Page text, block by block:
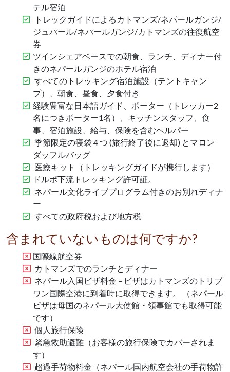
テル宿泊
トレックガイドによるカトマンズ/ネパールガンジ/
ジュパール/ネパールガンジ/カトマンズの往復航空
券
ツインシェアベースでの朝食、ランチ、ディナー付
きのネパールガンジのホテル宿泊
すべてのトレッキング宿泊施設（テントキャン
プ）、朝食、昼食、夕食付き
経験豊富な日本語ガイド、ポーター（トレッカー2
名につきポーター1名）、キッチンスタッフ、食
事、宿泊施設、給与、保険を含むヘルパー
季節限定の寝袋 4 つ (旅行終了後に返却) とマロン
ダッフルバッグ
医療キット（トレッキングガイドが携行します）
ドルポ下流トレッキング許可証。
ネパール文化ライブプログラム付きのお別れディナ
ー
すべての政府税および地方税
含まれていないものは何ですか?
国際線航空券
カトマンズでのランチとディナー
ネパール入国ビザ料金 – ビザはカトマンズのトリブ
ワン国際空港に到着時に取得できます。 （ネパール
ビザは母国のネパール大使館・領事館でも取得可能
です）
個人旅行保険
緊急救助避難（お客様の旅行保険でカバーされま
す）
超過手荷物料金（ネパール国内航空会社の手荷物許